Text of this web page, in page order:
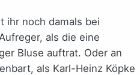
ihr noch damals bei
als die eine
Bluse auftrat. Oder an
als Karl-Heinz Köpke